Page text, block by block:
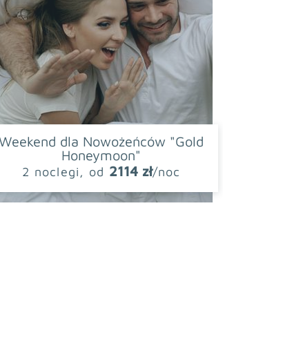
dla Nowożeńców "Gold
Honeymoon"
2 noclegi, od 2114 zł/noc